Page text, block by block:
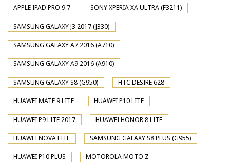
APPLE IPAD PRO 9.7 SONY XPERIA XA ULTRA (F3211)
SAMSUNG GALAXY J3 2017 (J330)
SAMSUNG GALAXY A7 2016 (A710)
SAMSUNG GALAXY A9 2016 (A910)
SAMSUNG GALAXY S8 (G950) HTC DESIRE 628
HUAWEI MATE 9 LITE HUAWEI P10 LITE
HUAWEI P9 LITE 2017 HUAWEI HONOR 8 LITE
HUAWEI NOVA LITE SAMSUNG GALAXY S8 PLUS (G955)
HUAWEI P10 PLUS MOTOROLA MOTO Z